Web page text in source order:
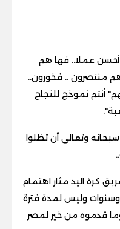
أحسن عملا.. فها هم
منتصرون .. فخورون..
أنتم نموذج للنجاح
وتعالى أن تظلوا
كرة اليد مثار اهتمام
وليس لمدة فترة
قدموه من خير لمصر